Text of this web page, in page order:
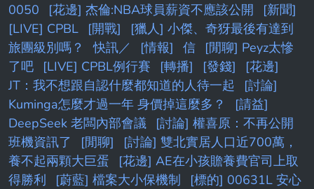
0050
[花邊] 杰倫:NBA球員薪資不應該公開
[新聞]
[LIVE] CPBL
[開戰]
[獵人] 小傑、奇犽最後有達到
旅團級別嗎？
快訊／ [情報] 信
[閒聊] Peyz太慘
了吧
[LIVE] CPBL例行賽 [轉播] [發錢]
[花邊]
JT：我不想跟自認什麼都知道的人待一起
[討論]
Kuminga怎麼才過一年 身價掉這麼多？
[請益]
DeepSeek 老闆內部會議
[討論] 權喜原：不再公開
班機資訊了
[閒聊]
[討論] 雙北實居人口近700萬，
養不起兩顆大巨蛋
[花邊] AE在小孩贍養費官司上取
得勝利
[蔚藍] 檔案大小保機制
[標的] 00631L 安心